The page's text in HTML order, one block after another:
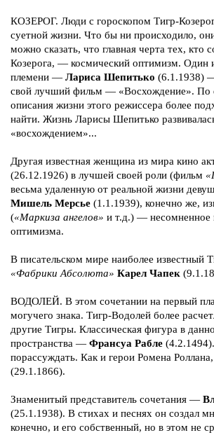
КОЗЕРОГ. Люди с гороскопом Тигр-
суетной жизни. Что бы ни происходило,
можно сказать, что главная черта тех, кто
Козерога, — космический оптимизм. Один
племени — Лариса Шепитько (6.1.1938) —
свой лучший фильм — «Восхождение». По
описания жизни этого режиссера более
найти. Жизнь Ларисы Шепитько
«восхождением»...
Другая известная женщина из мира кино
(26.12.1926) в лучшей своей роли (фильм
весьма удаленную от реальной жизни
Мишель Мерсье (1.1.1939), конечно же,
(«Маркиза ангелов» и т.д.) — несомненное
оптимизма.
В писательском мире наиболее известный
«Фабрики Абсолюта» Карел Чапек
ВОДОЛЕЙ. В этом сочетании на первый
могучего знака. Тигр-Водолей более
другие Тигры. Классическая фигура в
пространства — Франсуа Рабле
порассуждать. Как и герои Ромена
(29.1.1866).
Знаменитый представитель сочетания —
(25.1.1938). В стихах и песнях он создал
конечно, и его собственный, но в этом не